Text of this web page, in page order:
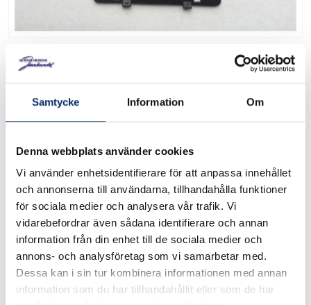
Samtycke Information Om
Denna webbplats använder cookies
Vi använder enhetsidentifierare för att anpassa innehållet
och annonserna till användarna, tillhandahålla funktioner
för sociala medier och analysera vår trafik. Vi
vidarebefordrar även sådana identifierare och annan
information från din enhet till de sociala medier och
annons- och analysföretag som vi samarbetar med.
Dessa kan i sin tur kombinera informationen med annan
information som du har tillhandahållit eller som de har
Skärblad till Braun
rakapparater
Art. nr: EN526
Skärblad som passar braun rakapparat: Braun Pocket. 5526,
I lager
Antal
remove add
198kr
Lägg i varukorg